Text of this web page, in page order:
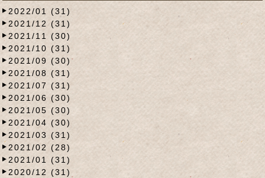
2022/01 (31)
2021/12 (31)
2021/11 (30)
2021/10 (31)
2021/09 (30)
2021/08 (31)
2021/07 (31)
2021/06 (30)
2021/05 (30)
2021/04 (30)
2021/03 (31)
2021/02 (28)
2021/01 (31)
2020/12 (31)